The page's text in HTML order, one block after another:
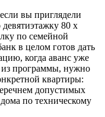
вы приглядели
80 х
по семейной
в целом готов дать
когда аванс уже
из программы, нужно
квартиры:
допустимых
по техническому